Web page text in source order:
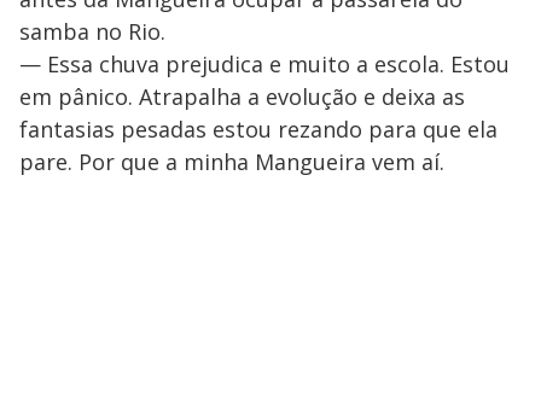
samba no Rio.
— Essa chuva prejudica e muito a escola. Estou
em pânico. Atrapalha a evolução e deixa as
fantasias pesadas estou rezando para que ela
pare. Por que a minha Mangueira vem aí.